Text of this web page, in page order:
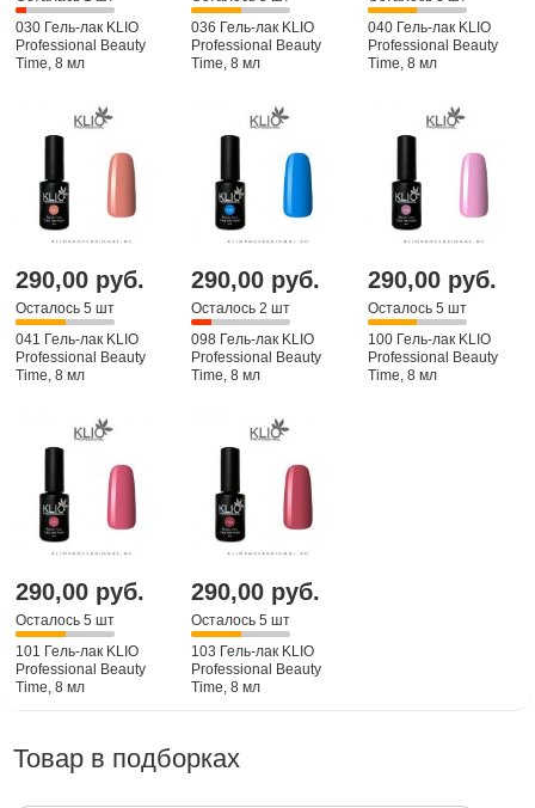
030 Гель-лак KLIO
Professional Beauty
Time, 8 мл
036 Гель-лак KLIO
Professional Beauty
Time, 8 мл
040 Гель-лак KLIO
Professional Beauty
Time, 8 мл
290,00 руб.
Осталось 5 шт
041 Гель-лак KLIO
Professional Beauty
Time, 8 мл
290,00 руб.
Осталось 2 шт
098 Гель-лак KLIO
Professional Beauty
Time, 8 мл
290,00 руб.
Осталось 5 шт
100 Гель-лак KLIO
Professional Beauty
Time, 8 мл
290,00 руб.
Осталось 5 шт
101 Гель-лак KLIO
Professional Beauty
Time, 8 мл
290,00 руб.
Осталось 5 шт
103 Гель-лак KLIO
Professional Beauty
Time, 8 мл
Товар в подборках